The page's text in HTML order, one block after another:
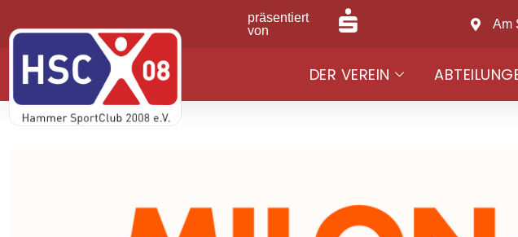
präsentiert
von
Am
DER VEREIN